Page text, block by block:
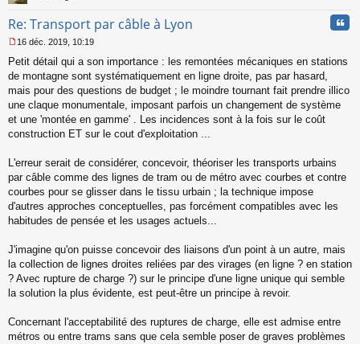
Re: Transport par câble à Lyon
e
s
s
g
e
n
n
u
16 déc. 2019, 10:19
Petit détail qui a son importance : les remontées mécaniques en stations
de montagne sont systématiquement en ligne droite, pas par hasard,
mais pour des questions de budget ; le moindre tournant fait prendre illico
une claque monumentale, imposant parfois un changement de système
et une 'montée en gamme' . Les incidences sont à la fois sur le coût
construction ET sur le cout d'exploitation ...
L'erreur serait de considérer, concevoir, théoriser les transports urbains
par câble comme des lignes de tram ou de métro avec courbes et contre
courbes pour se glisser dans le tissu urbain ; la technique impose
d'autres approches conceptuelles, pas forcément compatibles avec les
habitudes de pensée et les usages actuels...
J'imagine qu'on puisse concevoir des liaisons d'un point à un autre, mais
la collection de lignes droites reliées par des virages (en ligne ? en station
? Avec rupture de charge ?) sur le principe d'une ligne unique qui semble
la solution la plus évidente, est peut-être un principe à revoir.
Concernant l'acceptabilité des ruptures de charge, elle est admise entre
métros ou entre trams sans que cela semble poser de graves problèmes